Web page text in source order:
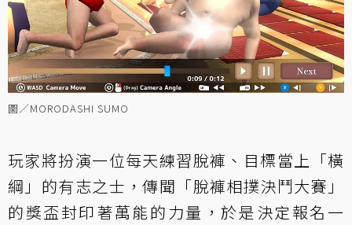
圖／MORODASHI SUMO
玩家將扮演一位每天練習脫褲、目標當上「橫
綱」的有志之士，傳聞「脫褲相撲決鬥大賽」
的獎盃封印著萬能的力量，於是決定報名一